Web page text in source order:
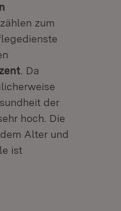
zum
. Da
der
hoch. Die
Alter und
ist